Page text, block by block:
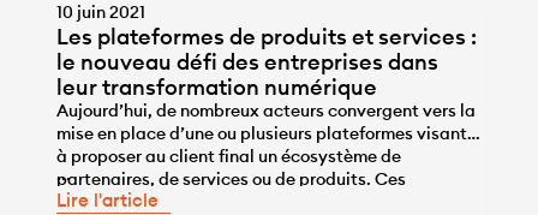
10 juin 2021
Les plateformes de produits et services :
le nouveau défi des entreprises dans
leur transformation numérique
Aujourd’hui, de nombreux acteurs convergent vers la
mise en place d’une ou plusieurs plateformes visant
à proposer au client final un écosystème de
partenaires, de services ou de produits. Ces
plateformes viennent capitaliser sur la force de leur
...
Lire l'article